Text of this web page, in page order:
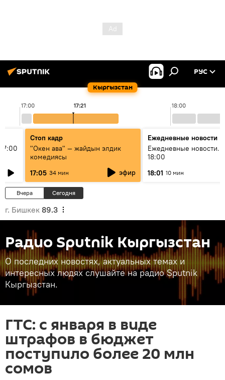
Кыргызстан
РУС
17:00 18:00
17:21
Стоп кадр
"Окен ава" — жайдын элдик
комедиясы
17:05 34 мин эфир
Ежедневные новости
Ежедневные новости.
18:00
18:01 10 мин
Вчера Сегодня
г. Бишкек 89.3
Радио Sputnik Кыргызстан
О последних новостях, актуальных темах и
интересных людях слушайте на радио Sputnik
Кыргызстан.
ГТС: с января в виде
штрафов в бюджет
поступило более 20 млн
сомов